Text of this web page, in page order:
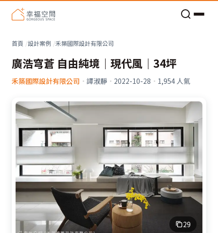
首頁 設計案例 禾築國際設計有限公司
廣浩穹蒼 自由純境｜現代風｜34坪
禾築國際設計有限公司 · 譚淑靜 · 2022-10-28 · 1,954人氣
29